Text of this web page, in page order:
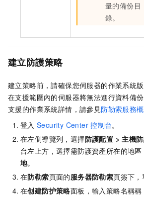
量的備份目
錄。
建立防護策略
建立策略前，請確保您伺服器的作業系統
在支援範圍內的伺服器將無法進行資料備
支援的作業系統詳情，請參見防勒索服務
登入 Security Center 控制台。
在左側導覽列，選擇防護配置 >主機
台左上方，選擇需防護資產所在的地區
地。
在防勒索頁面的服务器防勒索頁簽下，
在创建防护策略面板，輸入策略名稱